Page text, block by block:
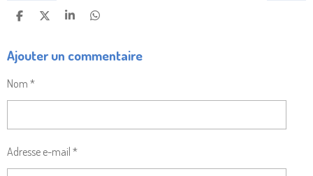
P
T
A
E
R
P
T
A
R
P
T
A
R
P
T
A
R
Ajouter un commentaire
Nom *
Adresse e-mail *